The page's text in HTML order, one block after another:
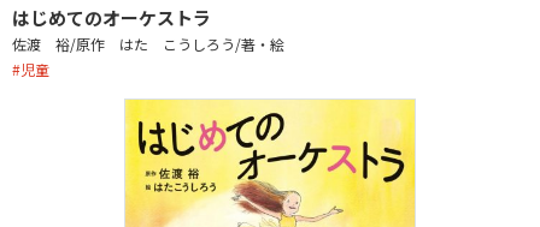
はじめてのオーケストラ
佐渡 裕/原作 はた こうしろう/著・絵
#児童